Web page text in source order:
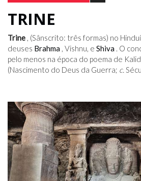
TRINE
Trine , (Sânscrito: três formas) no
deuses Brahma , Vishnu, e Shiva . O
pelo menos na época do poema de
(Nascimento do Deus da Guerra; c.